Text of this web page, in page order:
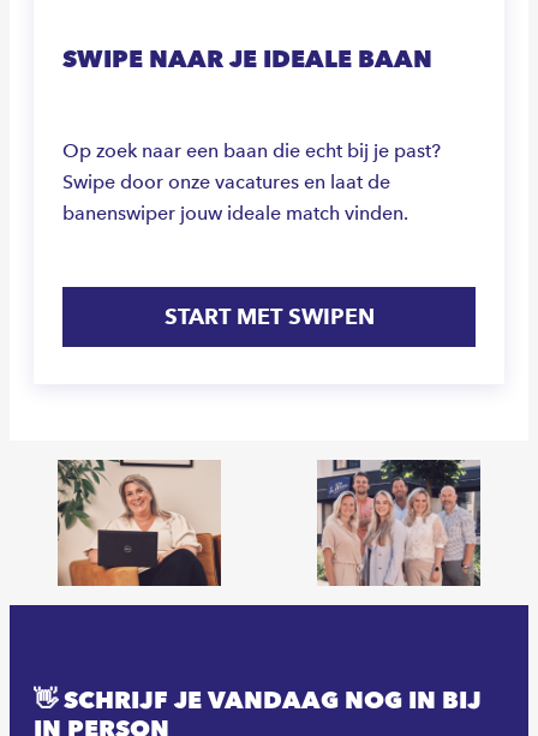
SWIPE NAAR JE IDEALE BAAN
Op zoek naar een baan die echt bij je past?
Swipe door onze vacatures en laat de
banenswiper jouw ideale match vinden.
START MET SWIPEN
👋 SCHRIJF JE VANDAAG NOG IN BIJ
IN PERSON